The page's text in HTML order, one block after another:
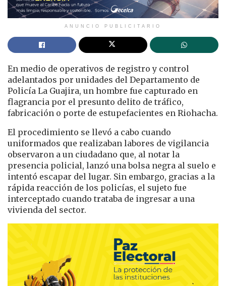
ANUNCIO PUBLICITARIO
En medio de operativos de registro y control
adelantados por unidades del Departamento de
Policía La Guajira, un hombre fue capturado en
flagrancia por el presunto delito de tráfico,
fabricación o porte de estupefacientes en Riohacha.
El procedimiento se llevó a cabo cuando
uniformados que realizaban labores de vigilancia
observaron a un ciudadano que, al notar la
presencia policial, lanzó una bolsa negra al suelo e
intentó escapar del lugar. Sin embargo, gracias a la
rápida reacción de los policías, el sujeto fue
interceptado cuando trataba de ingresar a una
vivienda del sector.